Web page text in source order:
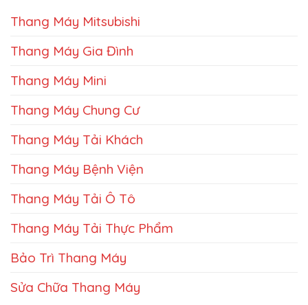
Thang Máy Mitsubishi
Thang Máy Gia Đình
Thang Máy Mini
Thang Máy Chung Cư
Thang Máy Tải Khách
Thang Máy Bệnh Viện
Thang Máy Tải Ô Tô
Thang Máy Tải Thực Phẩm
Bảo Trì Thang Máy
Sửa Chữa Thang Máy